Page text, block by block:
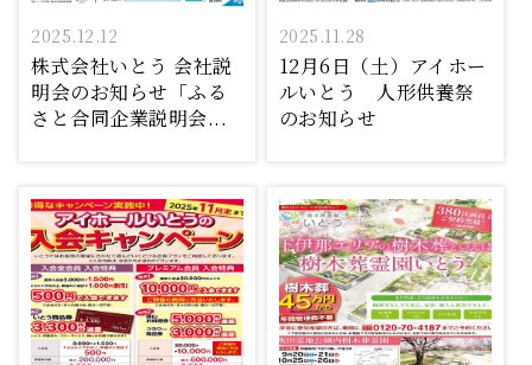
2025.12.12
株式会社いとう 会社説
明会のお知らせ「ふる
さと合同企業説明会...
2025.11.28
12月6日（土）アイホー
ルいとう 人形供養祭
のお知らせ